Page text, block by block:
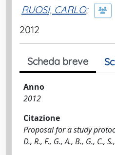
RUOSI, CARLO;
2012
Scheda breve
Anno
2012
Citazione
Proposal for a study
D., R., F., G., A., B., G., C.,